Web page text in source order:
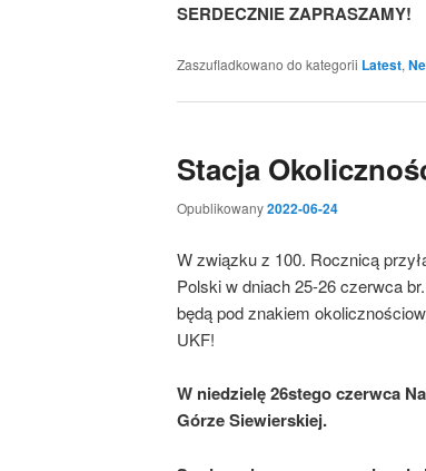
SERDECZNIE ZAPRASZAMY!
Zaszufladkowano do kategorii Latest,
Stacja
Opublikowany2022-06-24
W związku z 100. Rocznicą
Polski w dniach 25-26 czerwca
będą pod znakiem
UKF!
W niedzielę 26stego czerwca
Górze Siewierskiej.